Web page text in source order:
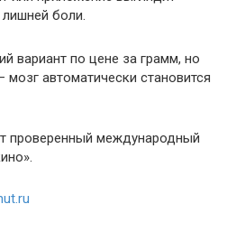
боли.
вариант по цене за грамм, но
автоматически становится
проверенный международный